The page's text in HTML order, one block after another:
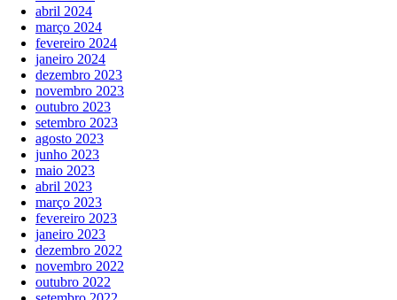
abril 2024
março 2024
fevereiro 2024
janeiro 2024
dezembro 2023
novembro 2023
outubro 2023
setembro 2023
agosto 2023
junho 2023
maio 2023
abril 2023
março 2023
fevereiro 2023
janeiro 2023
dezembro 2022
novembro 2022
outubro 2022